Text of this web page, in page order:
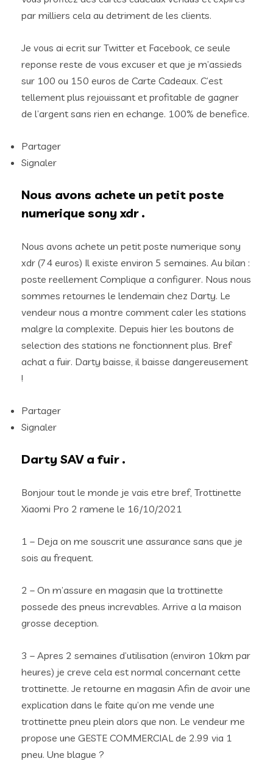
par milliers cela au detriment de les clients.
Je vous ai ecrit sur Twitter et Facebook, ce seule
reponse reste de vous excuser et que je m’assieds
sur 100 ou 150 euros de Carte Cadeaux. C’est
tellement plus rejouissant et profitable de gagner
de l’argent sans rien en echange. 100% de benefice.
Partager
Signaler
Nous avons achete un petit poste
numerique sony xdr .
Nous avons achete un petit poste numerique sony
xdr (74 euros) Il existe environ 5 semaines. Au bilan :
poste reellement Complique a configurer. Nous nous
sommes retournes le lendemain chez Darty. Le
vendeur nous a montre comment caler les stations
malgre la complexite. Depuis hier les boutons de
selection des stations ne fonctionnent plus. Bref
achat a fuir. Darty baisse, il baisse dangereusement
!
Partager
Signaler
Darty SAV a fuir .
Bonjour tout le monde je vais etre bref, Trottinette
Xiaomi Pro 2 ramene le 16/10/2021
1 – Deja on me souscrit une assurance sans que je
sois au frequent.
2 – On m’assure en magasin que la trottinette
possede des pneus increvables. Arrive a la maison
grosse deception.
3 – Apres 2 semaines d’utilisation (environ 10km par
heures) je creve cela est normal concernant cette
trottinette. Je retourne en magasin Afin de avoir une
explication dans le faite qu’on me vende une
trottinette pneu plein alors que non. Le vendeur me
propose une GESTE COMMERCIAL de 2.99 via 1
pneu. Une blague ?